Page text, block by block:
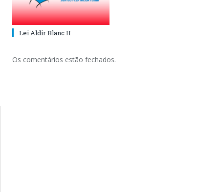
Lei Aldir Blanc II
Os comentários estão fechados.